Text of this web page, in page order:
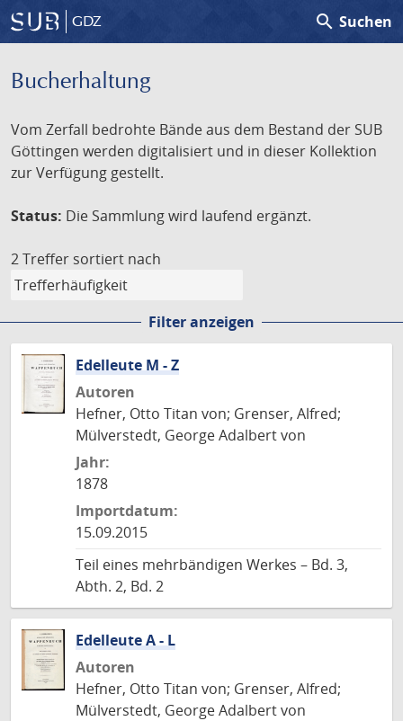
GDZ search Suchen
Bucherhaltung
Vom Zerfall bedrohte Bände aus dem Bestand der SUB
Göttingen werden digitalisiert und in dieser Kollektion
zur Verfügung gestellt.
Status: Die Sammlung wird laufend ergänzt.
2 Treffer sortiert nach
Filter anzeigen
Edelleute M - Z
Autoren
Hefner, Otto Titan von; Grenser, Alfred;
Mülverstedt, George Adalbert von
Jahr:
1878
Importdatum:
15.09.2015
Teil eines mehrbändigen Werkes – Bd. 3,
Abth. 2, Bd. 2
Edelleute A - L
Autoren
Hefner, Otto Titan von; Grenser, Alfred;
Mülverstedt, George Adalbert von